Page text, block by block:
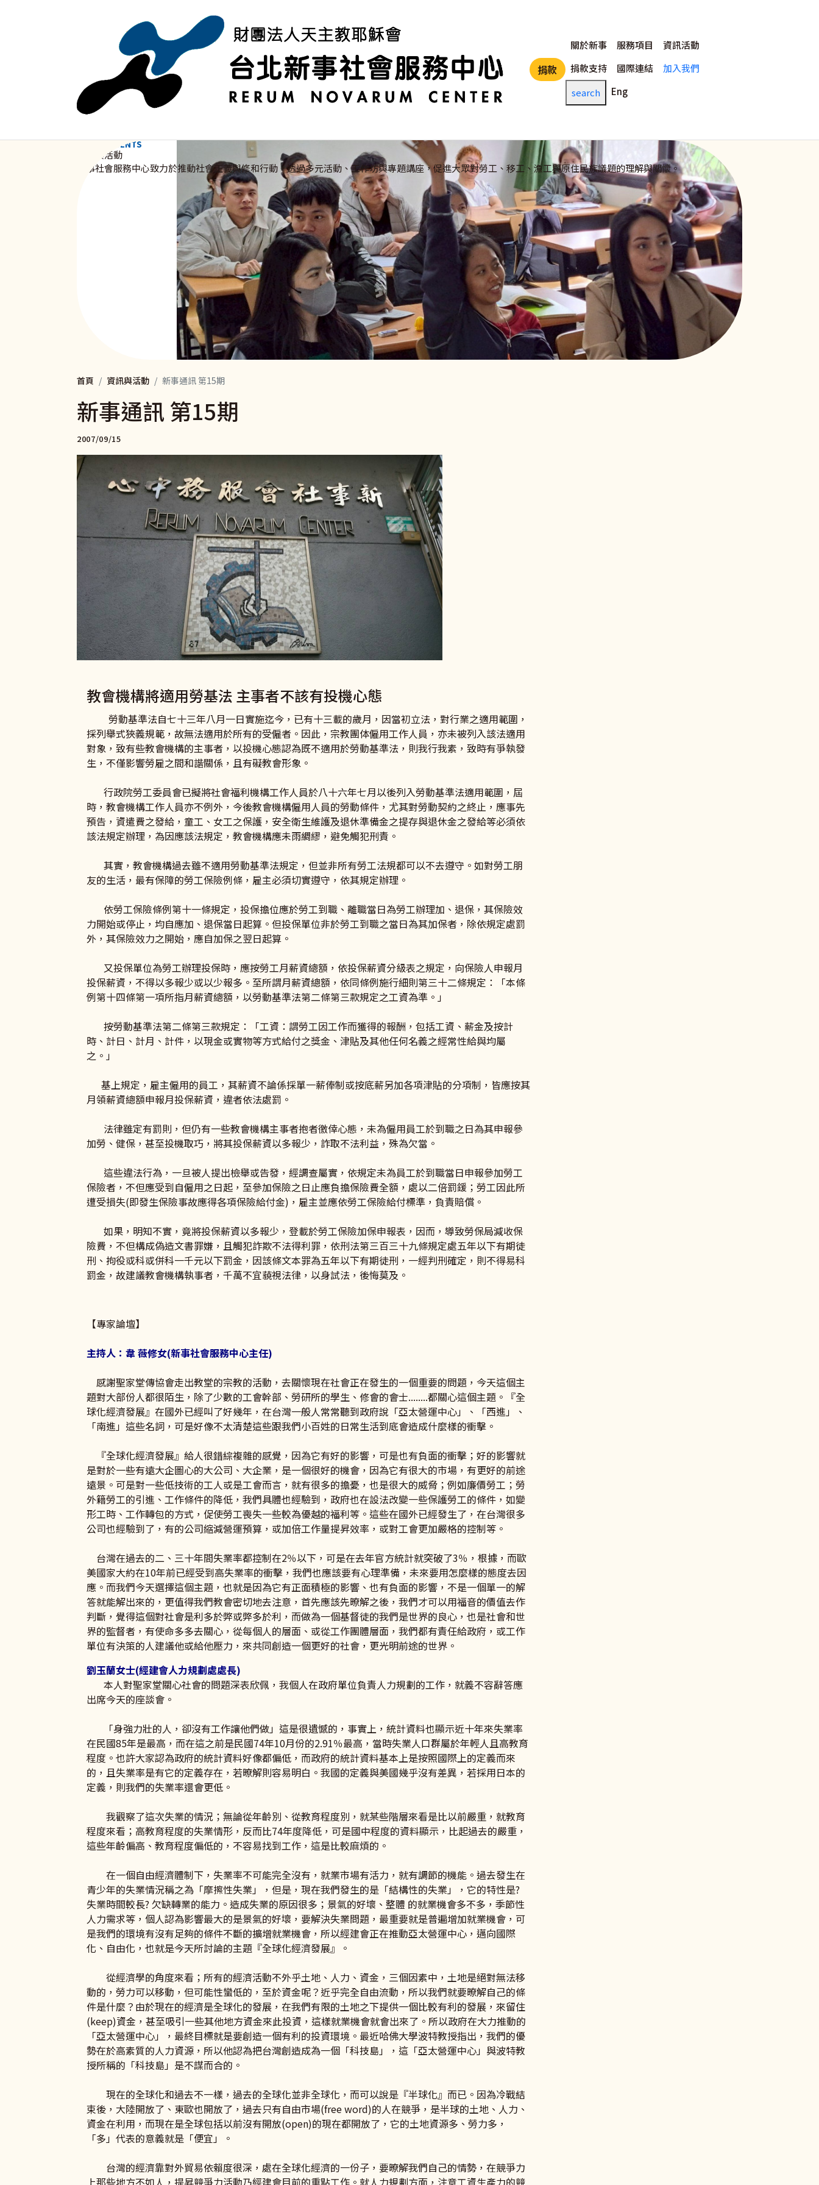
捐款
主選單
關於新事 服務項目
資訊活動
捐款支持
國際連結
加入我們
search
Eng
NEWS & EVENTS
資訊與活動
新事社會服務中心致力於推動社會正義與修和行動，透過多元活動、工作坊與專題講座，促進大眾對勞工、移工、漁工與原住民族議題的理解與關懷。
首頁 資訊與活動 新事通訊 第15期
新事通訊 第15期
2007/09/15
教會機構將適用勞基法 主事者不該有投機心態
勞動基準法自七十三年八月一日實施迄今，已有十三載的歲月，因當初立法，對行業之適用範圍，
採列舉式狹義規範，故無法適用於所有的受僱者。因此，宗教團体僱用工作人員，亦未被列入該法適用
對象，致有些教會機構的主事者，以投機心態認為既不適用於勞動基準法，則我行我素，致時有爭執發
生，不僅影響勞雇之間和諧關係，且有礙教會形象。
行政院勞工委員會已擬將社會福利機構工作人員於八十六年七月以後列入勞動基準法適用範圍，屆
時，教會機構工作人員亦不例外，今後教會機構僱用人員的勞動條件，尤其對勞動契約之終止，應事先
預告，資遣費之發給，童工、女工之保護，安全衛生維護及退休準備金之提存與退休金之發給等必須依
該法規定辦理，為因應該法規定，教會機構應未雨綢繆，避免觸犯刑責。
其實，教會機構過去雖不適用勞動基準法規定，但並非所有勞工法規都可以不去遵守。如對勞工朋
友的生活，最有保障的勞工保險例條，雇主必須切實遵守，依其規定辦理。
依勞工保險條例第十一條規定，投保擔位應於勞工到職、離職當日為勞工辦理加、退保，其保險效
力開始或停止，均自應加、退保當日起算。但投保單位非於勞工到職之當日為其加保者，除依規定處罰
外，其保險效力之開始，應自加保之翌日起算。
又投保單位為勞工辦理投保時，應按勞工月薪資總額，依投保薪資分級表之規定，向保險人申報月
投保薪資，不得以多報少或以少報多。至所謂月薪資總額，依同條例施行細則第三十二條規定：「本條
例第十四條第一項所指月薪資總額，以勞動基準法第二條第三款規定之工資為準。」
按勞動基準法第二條第三款規定：「工資：謂勞工因工作而獲得的報酬，包括工資、薪金及按計
時、計日、計月、計件，以現金或實物等方式給付之獎金、津貼及其他任何名義之經常性給與均屬
之。」
基上規定，雇主僱用的員工，其薪資不論係採單一薪俸制或按底薪另加各項津貼的分項制，皆應按其
月領薪資總額申報月投保薪資，違者依法處罰。
法律雖定有罰則，但仍有一些教會機構主事者抱者徼倖心態，未為僱用員工於到職之日為其申報參
加勞、健保，甚至投機取巧，將其投保薪資以多報少，詐取不法利益，殊為欠當。
這些違法行為，一旦被人提出檢舉或告發，經調查屬實，依規定未為員工於到職當日申報參加勞工
保險者，不但應受到自僱用之日起，至參加保險之日止應負擔保險費全額，處以二倍罰鍰；勞工因此所
遭受損失(即發生保險事故應得各項保險給付金)，雇主並應依勞工保險給付標準，負責賠償。
如果，明知不實，竟將投保薪資以多報少，登載於勞工保險加保申報表，因而，導致勞保局減收保
險費，不但構成偽造文書罪嫌，且觸犯詐欺不法得利罪，依刑法第三百三十九條規定處五年以下有期徒
刑、拘役或科或併科一千元以下罰金，因該條文本罪為五年以下有期徒刑，一經判刑確定，則不得易科
罰金，故建議教會機構執事者，千萬不宜藐視法律，以身試法，後悔莫及。
【專家論壇】
主持人：韋 薇修女(新事社會服務中心主任)
感謝聖家堂傳協會走出教堂的宗教的活動，去關懷現在社會正在發生的一個重要的問題，今天這個主
題對大部份人都很陌生，除了少數的工會幹部、勞研所的學生、修會的會士........都關心這個主題。『全
球化經濟發展』在國外已經叫了好幾年，在台灣一般人常常聽到政府說「亞太營運中心」、「西進」、
「南進」這些名詞，可是好像不太清楚這些跟我們小百姓的日常生活到底會造成什麼樣的衝擊。
『全球化經濟發展』給人很錯綜複雜的感覺，因為它有好的影響，可是也有負面的衝擊；好的影響就
是對於一些有遠大企圖心的大公司、大企業，是一個很好的機會，因為它有很大的市場，有更好的前途
遠景。可是對一些低技術的工人或是工會而言，就有很多的擔憂，也是很大的威脅；例如廉價勞工；勞
外籍勞工的引進、工作條件的降低，我們具體也經驗到，政府也在設法改變一些保護勞工的條件，如變
形工時、工作轉包的方式，促使勞工喪失一些較為優越的福利等。這些在國外已經發生了，在台灣很多
公司也經驗到了，有的公司縮減營運預算，或加倍工作量提昇效率，或對工會更加嚴格的控制等。
台灣在過去的二、三十年間失業率都控制在2％以下，可是在去年官方統計就突破了3％，根據，而歐
美國家大約在10年前已經受到高失業率的衝擊，我們也應該要有心理準備，未來要用怎麼樣的態度去因
應。而我們今天選擇這個主題，也就是因為它有正面積極的影響、也有負面的影響，不是一個單一的解
答就能解出來的，更值得我們教會密切地去注意，首先應該先暸解之後，我們才可以用福音的價值去作
判斷，覺得這個對社會是利多於弊或弊多於利，而做為一個基督徒的我們是世界的良心，也是社會和世
界的監督者，有使命多多去關心，從每個人的層面、或從工作團體層面，我們都有責任給政府，或工作
單位有決策的人建議他或給他壓力，來共同創造一個更好的社會，更光明前途的世界。
劉玉蘭女士(經建會人力規劃處處長)
本人對聖家堂關心社會的問題深表欣佩，我個人在政府單位負責人力規劃的工作，就義不容辭答應
出席今天的座談會。
「身強力壯的人，卻沒有工作讓他們做」這是很遺憾的，事實上，統計資料也顯示近十年來失業率
在民國85年是最高，而在這之前是民國74年10月份的2.91％最高，當時失業人口群屬於年輕人且高教育
程度。也許大家認為政府的統計資料好像都偏低，而政府的統計資料基本上是按照國際上的定義而來
的，且失業率是有它的定義存在，若暸解則容易明白。我國的定義與美國幾乎沒有差異，若採用日本的
定義，則我們的失業率還會更低。
我觀察了這次失業的情況；無論從年齡別、從教育程度別，就某些階層來看是比以前嚴重，就教育
程度來看；高教育程度的失業情形，反而比74年度降低，可是國中程度的資料顯示，比起過去的嚴重，
這些年齡偏高、教育程度偏低的，不容易找到工作，這是比較麻煩的。
在一個自由經濟體制下，失業率不可能完全沒有，就業市場有活力，就有調節的機能。過去發生在
青少年的失業情況稱之為「摩擦性失業」，但是，現在我們發生的是「結構性的失業」，它的特性是?
失業時間較長? 欠缺轉業的能力。造成失業的原因很多；景氣的好壞、整體 的就業機會多不多，季節性
人力需求等，個人認為影響最大的是景氣的好壞，要解決失業問題，最重要就是普遍增加就業機會，可
是我們的環境有沒有足夠的條件不斷的擴增就業機會，所以經建會正在推動亞太營運中心，邁向國際
化、自由化，也就是今天所討論的主題『全球化經濟發展』。
從經濟學的角度來看；所有的經濟活動不外乎土地、人力、資金，三個因素中，土地是絕對無法移
動的，勞力可以移動，但可能性蠻低的，至於資金呢？近乎完全自由流動，所以我們就要暸解自己的條
件是什麼？由於現在的經濟是全球化的發展，在我們有限的土地之下提供一個比較有利的發展，來留住
(keep)資金，甚至吸引一些其他地方資金來此投資，這樣就業機會就會出來了。所以政府在大力推動的
「亞太營運中心」，最終目標就是要創造一個有利的投資環境。最近哈佛大學波特教授指出，我們的優
勢在於高素質的人力資源，所以他認為把台灣創造成為一個「科技島」，這「亞太營運中心」與波特教
授所稱的「科技島」是不謀而合的。
現在的全球化和過去不一樣，過去的全球化並非全球化，而可以說是『半球化』而已。因為冷戰結
束後，大陸開放了、東歐也開放了，過去只有自由市場(free word)的人在競爭，是半球的土地、人力、
資金在利用，而現在是全球包括以前沒有開放(open)的現在都開放了，它的土地資源多、勞力多，
「多」代表的意義就是「便宜」。
台灣的經濟靠對外貿易依賴度很深，處在全球化經濟的一份子，要暸解我們自己的情勢，在競爭力
上那些地方不如人，提昇競爭力活動乃經建會目前的重點工作。就人力規劃方面，注意工資生產力的競